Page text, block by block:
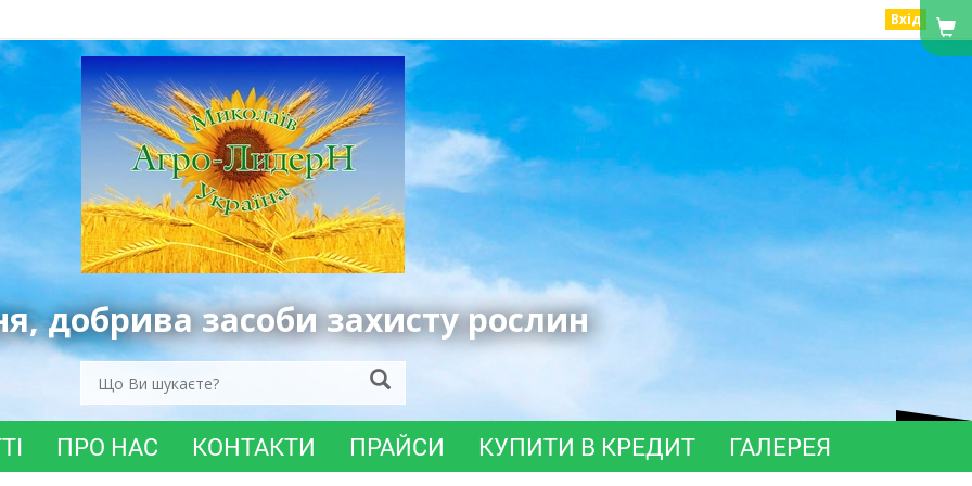
Вхід
добрива засоби захисту рослин
ПРО НАС КОНТАКТИ ПРАЙСИ КУПИТИ В КРЕДИТ ГАЛЕРЕЯ